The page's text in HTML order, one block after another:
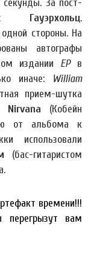
За пост-
Гауэрхольц.
стороны. На
автографы
издании EPв
иначе: William
прием-шутка
Nirvana (Кобейн
от альбома к
использовали
(бас-гитаристом
времени!!!
перегрызут вам